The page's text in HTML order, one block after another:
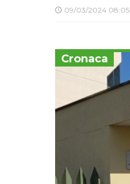
09/03/2024 08:05
Cronaca